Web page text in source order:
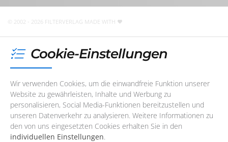
© 2002 - 2026 FILTERVERLAG MADE WITH
Cookie-Einstellungen
Wir verwenden Cookies, um die einwandfreie Funktion unserer
Website zu gewährleisten, Inhalte und Werbung zu
personalisieren, Social Media-Funktionen bereitzustellen und
unseren Datenverkehr zu analysieren. Weitere Informationen zu
den von uns eingesetzten Cookies erhalten Sie in den
individuellen Einstellungen.